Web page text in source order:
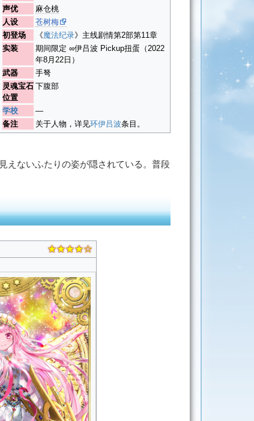
声优
麻仓桃
人设
苍树梅
初登场
《魔法纪录》主线剧情第2部第11章
实装
期间限定 ∞伊吕波 Pickup扭蛋（2022
年8月22日）
武器
手弩
灵魂宝石
位置
下腹部
学校
―
备注
关于人物，详见环伊吕波条目。
えないふたりの姿が隠されている。普段
★★★★☆